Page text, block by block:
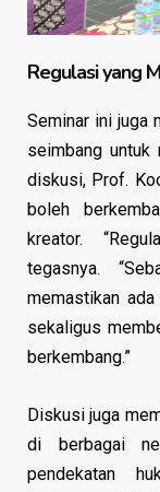
Regulasi yang
Seminar ini juga
seimbang untuk
diskusi, Prof.
boleh
kreator.
tegasnya.
memastikan
sekaligus
berkembang.”
Diskusi juga
di berbagai
pendekatan